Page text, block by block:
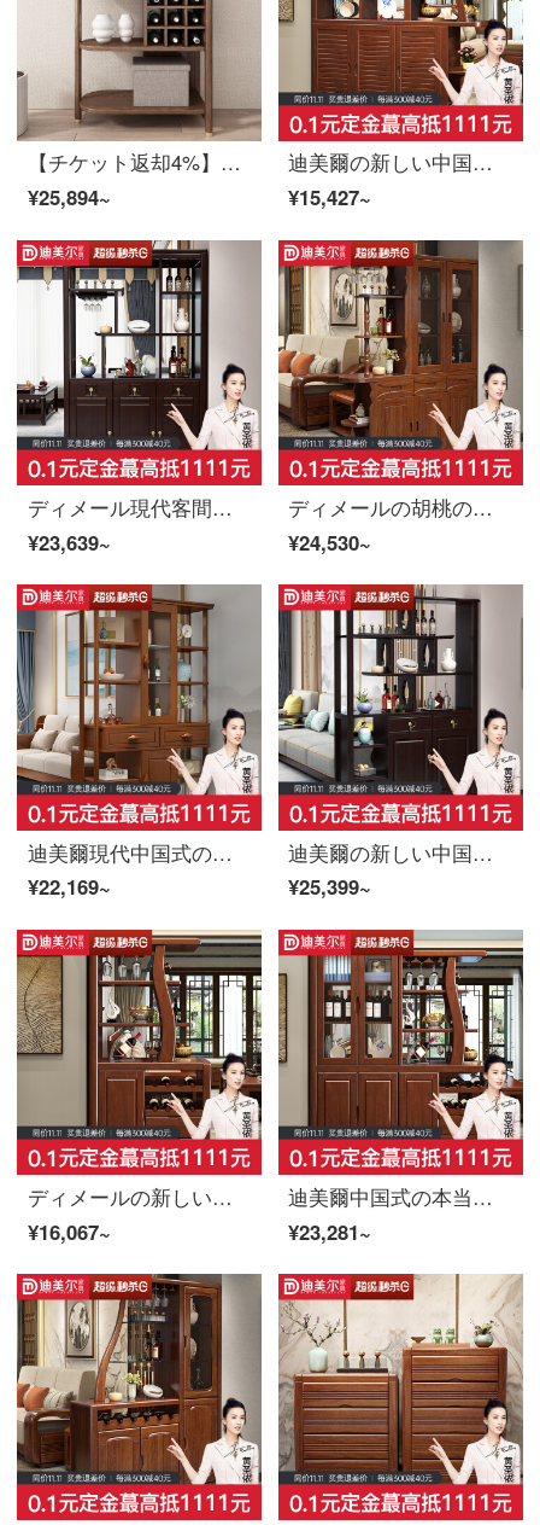
【チケット返却4%】慕尼思丹の実木棚棚棚棚客間斗キャビネット新中国北欧小書棚白蝋木酒キャビネット実木矮箪【輸入白蝋木】
¥25,894~
迪美爾の新しい中国式玄関の戸棚のついたての仕切りの戸棚は客間を装飾して入ります。
¥15,427~
ディメール現代客間のキャビネットは玄関のキャビネットの仕切りを開けて、中国の玄関の間のホールの戸棚の屏風の戸棚は戸棚の間の戸棚を飾ります。
¥23,639~
ディメールの胡桃の木の本当の木の間のホールの戸棚の客間の仕切りの戸棚の玄関の酒棚の近代的な中国式の玄関の戸棚の2つ
¥24,530~
迪美爾現代中国式の木造の客間の戸棚の仕切り棚の玄関の酒屋は簡単に戸棚の間のホールの戸棚の胡桃色を予約します。
¥22,169~
迪美爾の新しい中国式の木造の客間の玄関の仕切り棚の近代的な屏風の両面の扉のホールの物置棚の引き出しの保管物の間のホールの戸棚の間の戸棚
¥25,399~
ディメールの新しい中国式の玄関棚は現代簡単で、酒棚を仕切っています。本当の木間庁の戸棚のリビングルームの屏風の玄関棚の両面の下駄箱のキャビネット（ケヤキ色）
¥16,067~
迪美爾中国式の本当の木の間のホールの戸棚の仕切りの戸棚の玄関の戸棚の双門の酒屋の現代の簡単な予約の戸棚の物置場の戸棚の胡桃の色
¥23,281~